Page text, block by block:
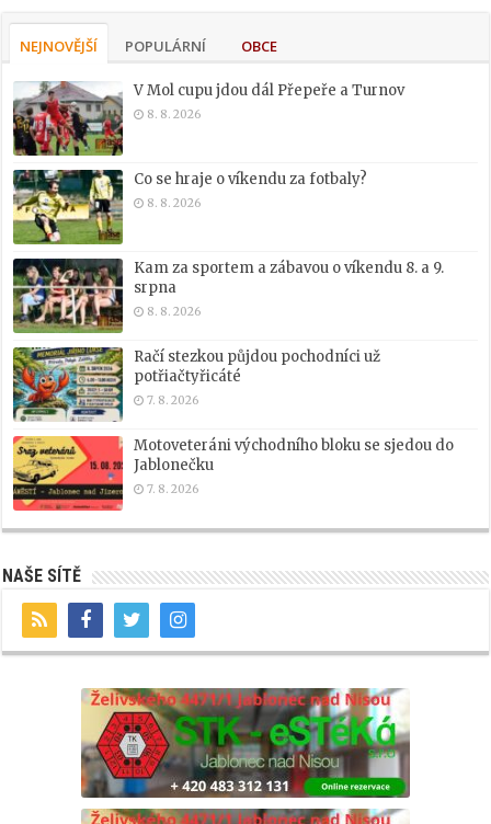
NEJNOVĚJŠÍ POPULÁRNÍ OBCE
V Mol cupu jdou dál Přepeře a Turnov
8. 8. 2026
Co se hraje o víkendu za fotbaly?
8. 8. 2026
Kam za sportem a zábavou o víkendu 8. a 9.
srpna
8. 8. 2026
Račí stezkou půjdou pochodníci už
potřiačtyřicáté
7. 8. 2026
Motoveteráni východního bloku se sjedou do
Jablonečku
7. 8. 2026
NAŠE SÍTĚ